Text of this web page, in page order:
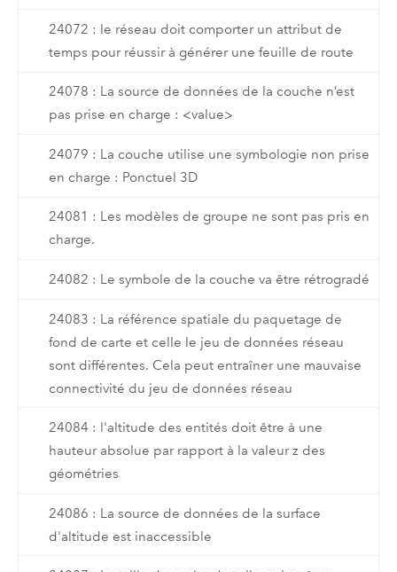
24072 : le réseau doit comporter un attribut de
temps pour réussir à générer une feuille de route
24078 : La source de données de la couche n’est
pas prise en charge : <value>
24079 : La couche utilise une symbologie non prise
en charge : Ponctuel 3D
24081 : Les modèles de groupe ne sont pas pris en
charge.
24082 : Le symbole de la couche va être rétrogradé
24083 : La référence spatiale du paquetage de
fond de carte et celle le jeu de données réseau
sont différentes. Cela peut entraîner une mauvaise
connectivité du jeu de données réseau
24084 : l'altitude des entités doit être à une
hauteur absolue par rapport à la valeur z des
géométries
24086 : La source de données de la surface
d'altitude est inaccessible